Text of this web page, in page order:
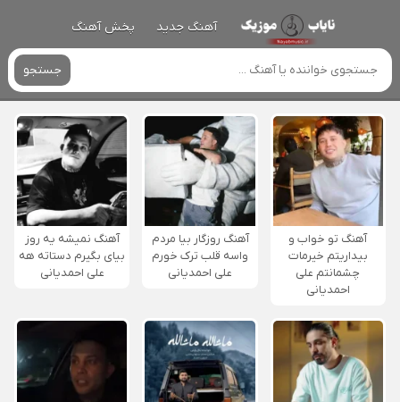
آهنگ جدید پخش آهنگ
جستجو
آهنگ تو خواب و
بیداریتم خیرمات
چشمانتم علی
احمدیانی
آهنگ روزگار بیا مردم
واسه قلب ترک خورم
علی احمدیانی
آهنگ نمیشه یه روز
بیای بگیرم دستاته هه
علی احمدیانی